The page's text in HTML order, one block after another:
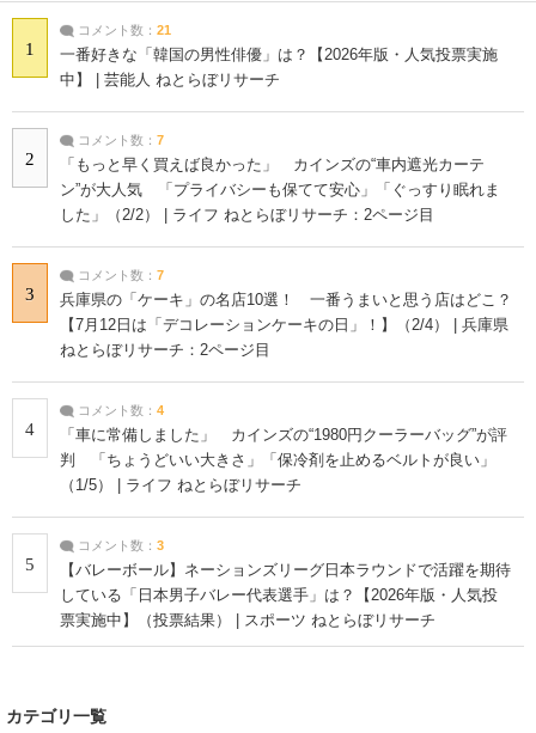
1
コメント数： 21
一番好きな「韓国の男性俳優」は？【2026年版・人気投票実施
中】 | 芸能人 ねとらぼリサーチ
2
コメント数： 7
「もっと早く買えば良かった」 カインズの“車内遮光カーテ
ン”が大人気 「プライバシーも保てて安心」「ぐっすり眠れま
した」（2/2） | ライフ ねとらぼリサーチ：2ページ目
3
コメント数： 7
兵庫県の「ケーキ」の名店10選！ 一番うまいと思う店はどこ？
【7月12日は「デコレーションケーキの日」！】（2/4） | 兵庫県
ねとらぼリサーチ：2ページ目
4
コメント数： 4
「車に常備しました」 カインズの“1980円クーラーバッグ”が評
判 「ちょうどいい大きさ」「保冷剤を止めるベルトが良い」
（1/5） | ライフ ねとらぼリサーチ
5
コメント数： 3
【バレーボール】ネーションズリーグ日本ラウンドで活躍を期待
している「日本男子バレー代表選手」は？【2026年版・人気投
票実施中】（投票結果） | スポーツ ねとらぼリサーチ
カテゴリ一覧